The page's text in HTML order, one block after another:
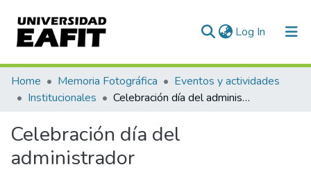
Log In (current)
Communities & Collections
All of DSpace
Statistics
Home Memoria Fotográfica
Eventos y actividades
Institucionales
Celebración día del administrador
Celebración día del
administrador